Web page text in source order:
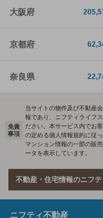
大阪府
京都府
奈良県
免責
事項
当サイトの物件及び不動産
報であり、ニフティライフ
ださい。本サービス内でお
の定める個人情報規約に従っ
マンション情報の一部の販
ータを表示しています。
不動産・住宅情報のニフ
ニフティ不動産